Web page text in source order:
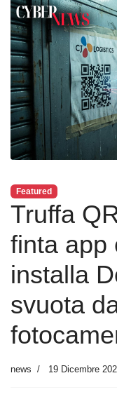
Featured
Truffa
finta app
installa
svuota
news 19 Dicembre